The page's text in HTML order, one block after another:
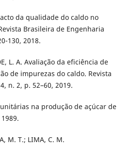
da qualidade do caldo no
Brasileira de Engenharia
130, 2018.
L. A. Avaliação da eficiência de
de impurezas do caldo. Revista
n. 2, p. 52–60, 2019.
unitárias na produção de açúcar de
M. T.; LIMA, C. M.